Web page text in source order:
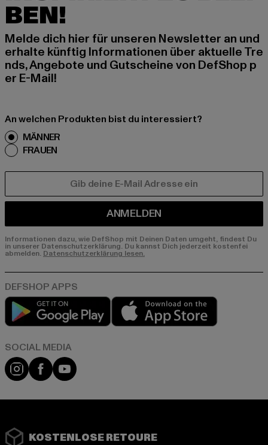
BEN!
Melde dich hier für unseren Newsletter an und
erhalte künftig Informationen über aktuelle Tre
nds, Angebote und Gutscheine von DefShop p
er E-Mail!
An welchen Produkten bist du interessiert?
MÄNNER
FRAUEN
ANMELDEN
Informationen dazu, wie DefShop mit Deinen Daten umgeht, findest Du
in unserer Datenschutzerklärung. Du kannst Dich jederzeit kostenfei
abmelden. Datenschutzerklärung lesen.
Play market
Instagram
FacebookYouTube
KOSTENLOSE RETOURE